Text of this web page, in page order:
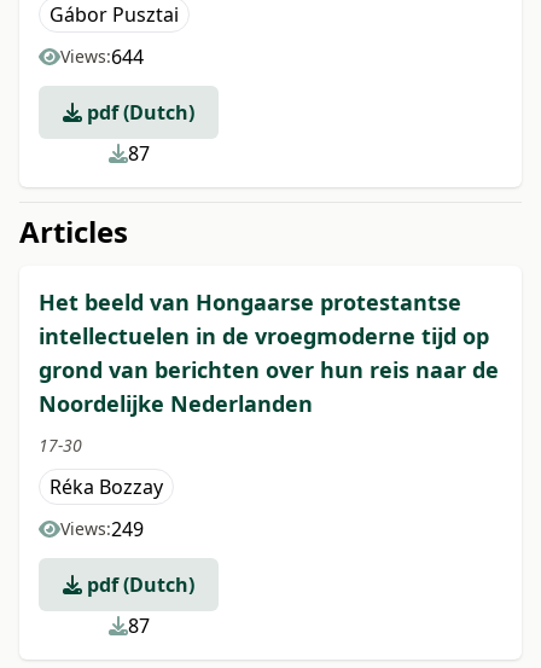
Gábor Pusztai
Views:644
pdf (Dutch)
87
Articles
Het beeld van Hongaarse protestantse
intellectuelen in de vroegmoderne tijd op
grond van berichten over hun reis naar de
Noordelijke Nederlanden
17-30
Réka Bozzay
Views:249
pdf (Dutch)
87